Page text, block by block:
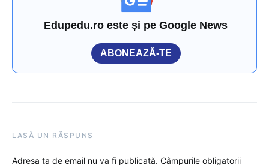
Edupedu.ro este și pe Google News
ABONEAZĂ-TE
LASĂ UN RĂSPUNS
Adresa ta de email nu va fi publicată. Câmpurile obligatorii